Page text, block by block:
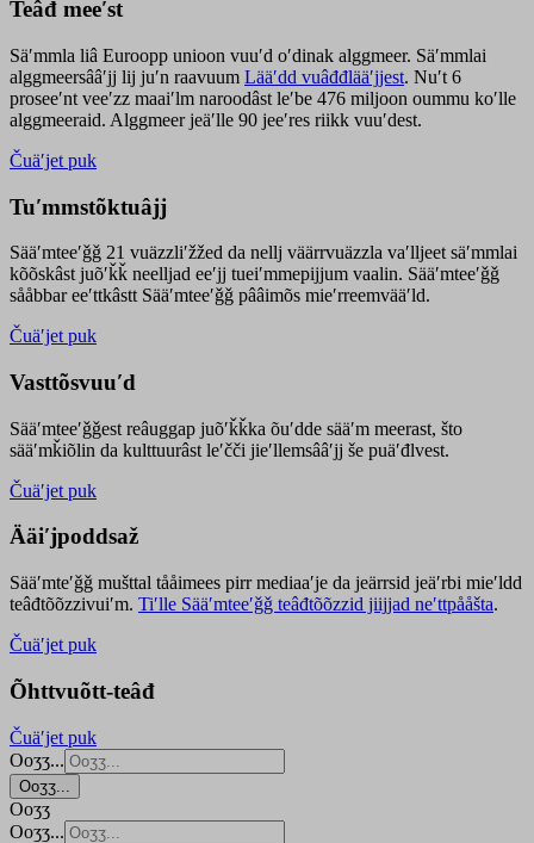
Teâđ meeʹst
Säʹmmla liâ Euroopp unioon vuuʹd oʹdinak alggmeer. Säʹmmlai
alggmeersââʹjj lij juʹn raavuum Lääʹdd vuâđđlääʹjjest. Nuʹt 6
proseeʹnt veeʹzz maaiʹlm naroodâst leʹbe 476 miljoon oummu koʹlle
alggmeeraid. Alggmeer jeäʹlle 90 jeeʹres riikk vuuʹdest.
Čuäʹjet puk
Tuʹmmstõktuâjj
Sääʹmteeʹǧǧ 21 vuäzzliʹžžed da nellj väärrvuäzzla vaʹlljeet säʹmmlai
kõõskâst juõʹǩǩ neelljad eeʹjj tueiʹmmepijjum vaalin. Sääʹmteeʹǧǧ
sååbbar eeʹttkâstt Sääʹmteeʹǧǧ pââimõs mieʹrreemvääʹld.
Čuäʹjet puk
Vasttõsvuuʹd
Sääʹmteeʹǧǧest reâuggap juõʹǩǩka õuʹdde sääʹm meerast, što
sääʹmǩiõlin da kulttuurâst leʹčči jieʹllemsââʹjj še puäʹđlvest.
Čuäʹjet puk
Ääiʹjpoddsaž
Sääʹmteʹǧǧ mušttal tååimees pirr mediaaʹje da jeärrsid jeäʹrbi mieʹldd
teâđtõõzzivuiʹm. Tiʹlle Sääʹmteeʹǧǧ teâđtõõzzid jiijjad neʹttpååšta.
Čuäʹjet puk
Õhttvuõtt-teâđ
Čuäʹjet puk
Ooʒʒ...
Ooʒʒ...
Ooʒʒ
Ooʒʒ...